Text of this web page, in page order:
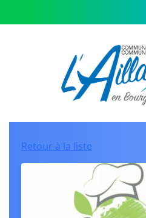
Retour à la liste